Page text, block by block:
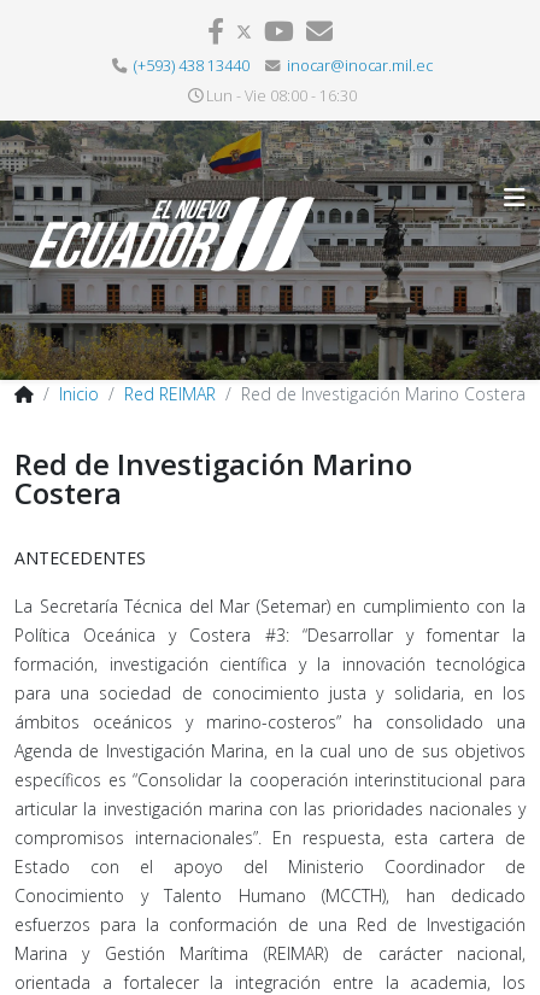
(+593) 438 13440
inocar@inocar.mil.ec
Lun - Vie 08:00 - 16:30
Inicio Red REIMAR Red de Investigación Marino Costera
Red de Investigación Marino
Costera
ANTECEDENTES
La Secretaría Técnica del Mar (Setemar) en cumplimiento con la
Política Oceánica y Costera #3: “Desarrollar y fomentar la
formación, investigación científica y la innovación tecnológica
para una sociedad de conocimiento justa y solidaria, en los
ámbitos oceánicos y marino-costeros” ha consolidado una
Agenda de Investigación Marina, en la cual uno de sus objetivos
específicos es “Consolidar la cooperación interinstitucional para
articular la investigación marina con las prioridades nacionales y
compromisos internacionales”. En respuesta, esta cartera de
Estado con el apoyo del Ministerio Coordinador de
Conocimiento y Talento Humano (MCCTH), han dedicado
esfuerzos para la conformación de una Red de Investigación
Marina y Gestión Marítima (REIMAR) de carácter nacional,
orientada a fortalecer la integración entre la academia, los